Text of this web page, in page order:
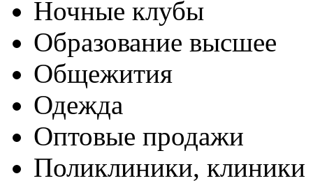
Ночные клубы
Образование высшее
Общежития
Одежда
Оптовые продажи
Поликлиники, клиники